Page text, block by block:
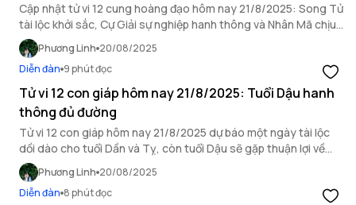
Cập nhật tử vi 12 cung hoàng đạo hôm nay 21/8/2025: Song Tử
tài lộc khởi sắc, Cự Giải sự nghiệp hanh thông và Nhân Mã chịu
ảnh hưởng bởi hung vận.
Phương Linh 20/08/2025
Diễn đàn 9 phút đọc
Tử vi 12 con giáp hôm nay 21/8/2025: Tuổi Dậu hanh
thông đủ đường
Tử vi 12 con giáp hôm nay 21/8/2025 dự báo một ngày tài lộc
dồi dào cho tuổi Dần và Tỵ, còn tuổi Dậu sẽ gặp thuận lợi về
mọi mặt.
Phương Linh 20/08/2025
Diễn đàn 8 phút đọc